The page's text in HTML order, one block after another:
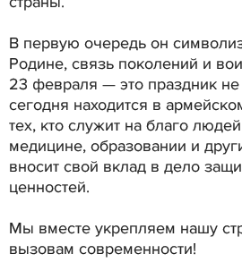
В первую очередь он
Родине, связь поколений и
23 февраля — это праздник не
сегодня находится в
тех, кто служит на благо
медицине, образовании и
вносит свой вклад в дело
ценностей.
Мы вместе укрепляем нашу
вызовам современности!